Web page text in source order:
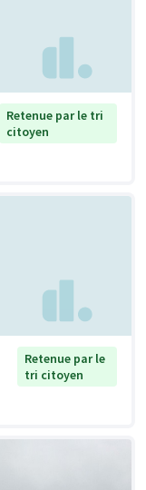
Retenue par le tri
citoyen
Retenue par le
tri citoyen